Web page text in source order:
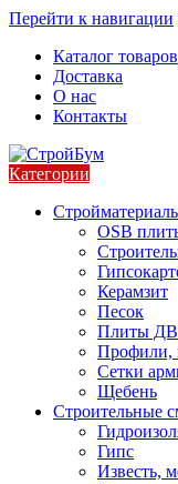
Перейти к навигации
Каталог товаров
Доставка
О нас
Контакты
Категории
OSB
Керамзит
Песок
Плиты
Профили,
Сетки
Щебень
Строительные
Гипс
Известь,